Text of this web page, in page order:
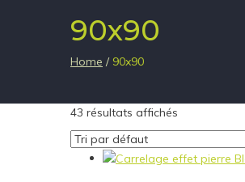
90x90
Home / 90x90
43 résultats affichés